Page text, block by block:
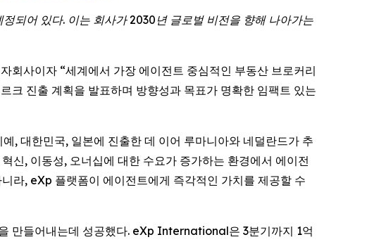
되어 있다. 이는 회사가 2030년 글로벌 비전을 향해 나아가는
사이자 “세계에서 가장 에이전트 중심적인 부동산 브로커리
진출 계획을 발표하며 방향성과 목표가 명확한 임팩트 있는
, 대한민국, 일본에 진출한 데 이어 루마니아와 네덜란드가 추
신, 이동성, 오너십에 대한 수요가 증가하는 환경에서 에이전
라, eXp 플랫폼이 에이전트에게 즉각적인 가치를 제공할 수
만들어내는데 성공했다. eXp International은 3분기까지 1억